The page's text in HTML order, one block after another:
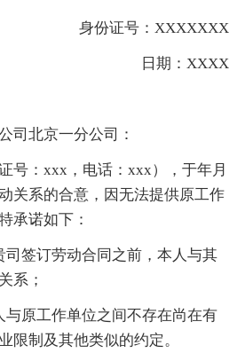
身份证号：XXXXXXX
日期：XXXX
司北京一分公司：
号：xxx，电话：xxx），于年月
关系的合意，因无法提供原工作
承诺如下：
司签订劳动合同之前，本人与其
系；
与原工作单位之间不存在尚在有
限制及其他类似的约定。